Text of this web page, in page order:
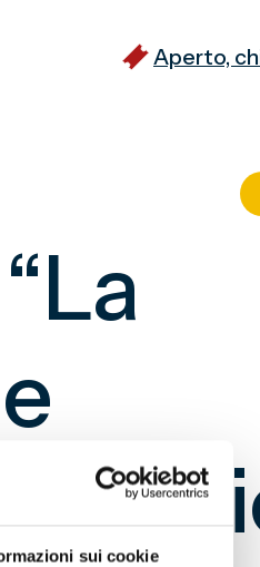
sui cookie
Aperto,